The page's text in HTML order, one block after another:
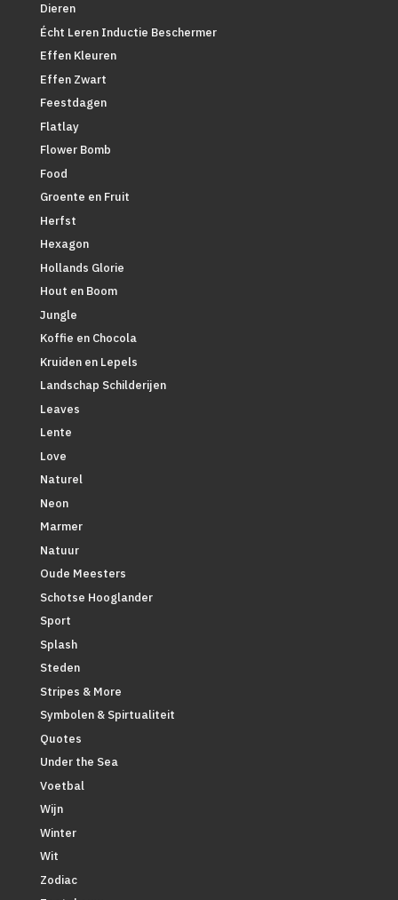
Dieren
Écht Leren Inductie Beschermer
Effen Kleuren
Effen Zwart
Feestdagen
Flatlay
Flower Bomb
Food
Groente en Fruit
Herfst
Hexagon
Hollands Glorie
Hout en Boom
Jungle
Koffie en Chocola
Kruiden en Lepels
Landschap Schilderijen
Leaves
Lente
Love
Naturel
Neon
Marmer
Natuur
Oude Meesters
Schotse Hooglander
Sport
Splash
Steden
Stripes & More
Symbolen & Spirtualiteit
Quotes
Under the Sea
Voetbal
Wijn
Winter
Wit
Zodiac